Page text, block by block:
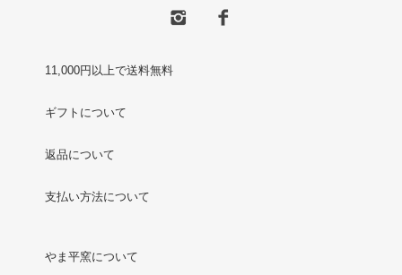
11,000円以上で送料無料
ギフトについて
返品について
支払い方法について
やま平窯について